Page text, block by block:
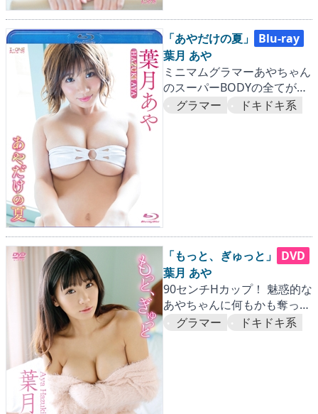
「あやだけの夏」
Blu-ray
葉月 あや
ミニマムグラマーあやちゃん
のスーパーBODYの全てがコ
コに！！
グラマー ドキドキ系
「もっと、ぎゅっと」
DVD
葉月 あや
90センチHカップ！ 魅惑的な
あやちゃんに何もかも奪って
ほしいです！！
グラマー ドキドキ系